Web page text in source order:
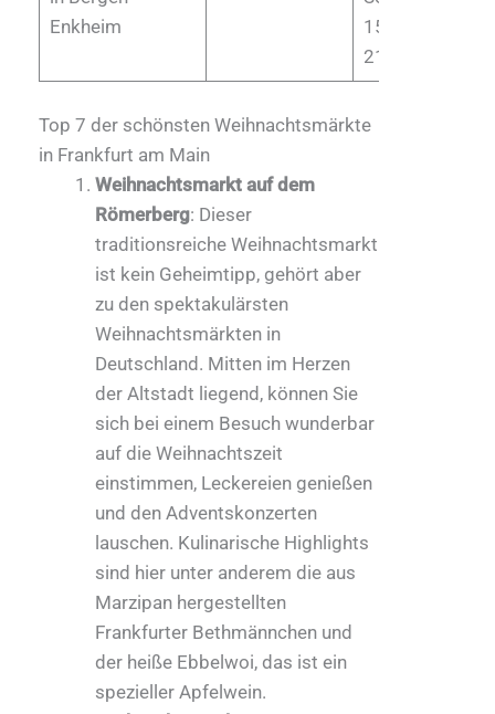
Enkheim
15 bis bis
21:30 Uhr
Top 7 der schönsten Weihnachtsmärkte
in Frankfurt am Main
Weihnachtsmarkt auf dem
Römerberg: Dieser
traditionsreiche Weihnachtsmarkt
ist kein Geheimtipp, gehört aber
zu den spektakulärsten
Weihnachtsmärkten in
Deutschland. Mitten im Herzen
der Altstadt liegend, können Sie
sich bei einem Besuch wunderbar
auf die Weihnachtszeit
einstimmen, Leckereien genießen
und den Adventskonzerten
lauschen. Kulinarische Highlights
sind hier unter anderem die aus
Marzipan hergestellten
Frankfurter Bethmännchen und
der heiße Ebbelwoi, das ist ein
spezieller Apfelwein.